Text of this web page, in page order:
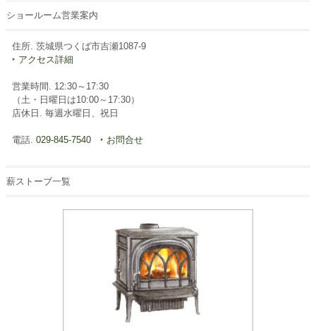
ショールーム営業案内
住所. 茨城県つくば市吉瀬1087-9
‣ アクセス詳細
営業時間. 12:30～17:30
（土・日曜日は10:00～17:30）
店休日. 毎週水曜日、祝日
電話. 029-845-7540‣ お問合せ
薪ストーブ一覧